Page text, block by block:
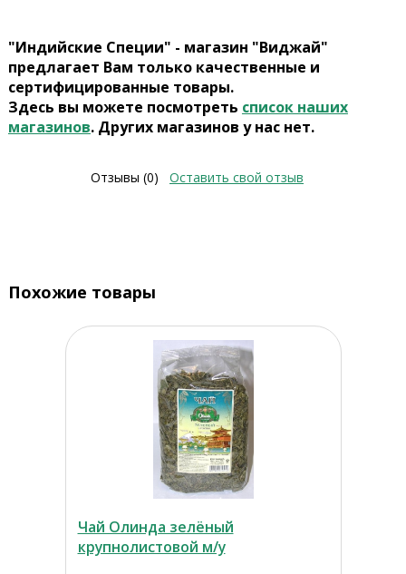
"Индийские Специи" - магазин "Виджай"
предлагает Вам только качественные и
сертифицированные товары.
Здесь вы можете посмотреть список наших
магазинов. Других магазинов у нас нет.
Отзывы (0) Оставить свой отзыв
Похожие товары
Чай Олинда зелёный
крупнолистовой м/у